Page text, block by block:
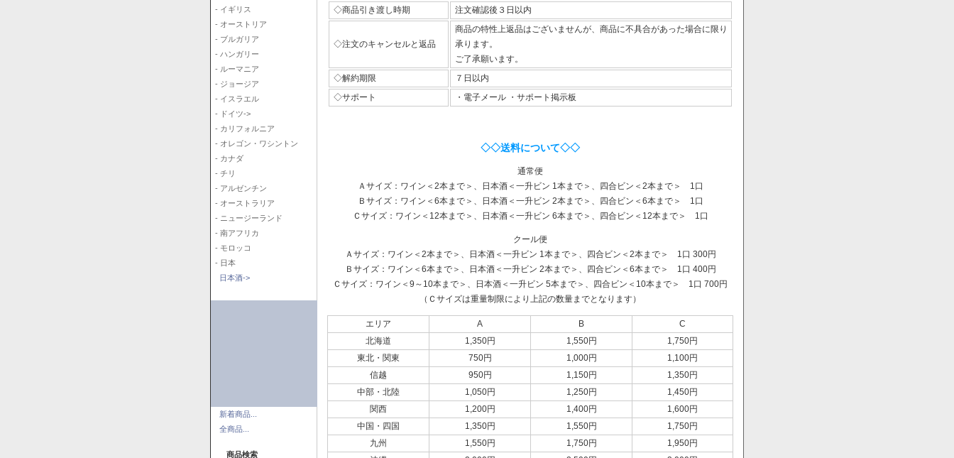
- イギリス
- オーストリア
- ブルガリア
- ハンガリー
- ルーマニア
- ジョージア
- イスラエル
- ドイツ->
- カリフォルニア
- オレゴン・ワシントン
- カナダ
- チリ
- アルゼンチン
- オーストラリア
- ニュージーランド
- 南アフリカ
- モロッコ
- 日本
日本酒->
新着商品...
全商品...
商品検索
◇商品引き渡し時期
注文確認後３日以内
◇注文のキャンセルと返品
商品の特性上返品はございませんが、商品に不具合があった場合に限り
承ります。
ご了承願います。
◇解約期限
７日以内
◇サポート
・電子メール ・サポート掲示板
◇◇送料について◇◇
通常便
Ａサイズ：ワイン＜2本まで＞、日本酒＜一升ビン 1本まで＞、四合ビン＜2本まで＞ 1口
Ｂサイズ：ワイン＜6本まで＞、日本酒＜一升ビン 2本まで＞、四合ビン＜6本まで＞ 1口
Ｃサイズ：ワイン＜12本まで＞、日本酒＜一升ビン 6本まで＞、四合ビン＜12本まで＞ 1口
クール便
Ａサイズ：ワイン＜2本まで＞、日本酒＜一升ビン 1本まで＞、四合ビン＜2本まで＞ 1口 300円
Ｂサイズ：ワイン＜6本まで＞、日本酒＜一升ビン 2本まで＞、四合ビン＜6本まで＞ 1口 400円
Ｃサイズ：ワイン＜9～10本まで＞、日本酒＜一升ビン 5本まで＞、四合ビン＜10本まで＞ 1口 700円
（Ｃサイズは重量制限により上記の数量までとなります）
エリア A B
C
北海道
1,350円 1,550円
1,750円
東北・関東
750円 1,000円
1,100円
信越
950円 1,150円
1,350円
中部・北陸
1,050円 1,250円
1,450円
関西
1,200円 1,400円
1,600円
中国・四国
1,350円 1,550円
1,750円
九州
1,550円 1,750円
1,950円